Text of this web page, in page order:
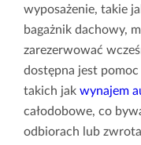
wyposażenie, takie
bagażnik dachowy,
zarezerwować
dostępna jest
takich jak wynajem
całodobowe, co
odbiorach lub